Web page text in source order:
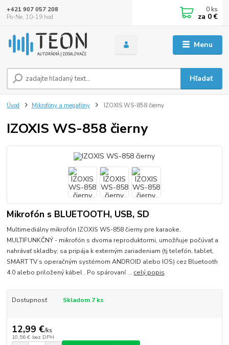
Menu
Hľadať
+421 907 057 208
Po-Ne, 10-19 hod
0 ks
za 0 €
Úvod Mikrofóny a megafóny IZOXIS WS-858 čierny
IZOXIS WS-858 čierny
Mikrofón s BLUETOOTH, USB, SD
Multimediálny mikrofón IZOXIS WS-858 čierny pre karaoke.
MULTIFUNKČNÝ - mikrofón s dvoma reproduktormi, umožňuje počúvať a
nahrávať skladby; sa pripája k externým zariadeniam (tj telefón, tablet,
SMART TV s operačným systémom ANDROID alebo IOS) cez Bluetooth
4.0 alebo priložený kábel . Po spárovaní ... celý popis
Dostupnosť Skladom 7 ks
12,99 €/ks
10,56 € bez DPH